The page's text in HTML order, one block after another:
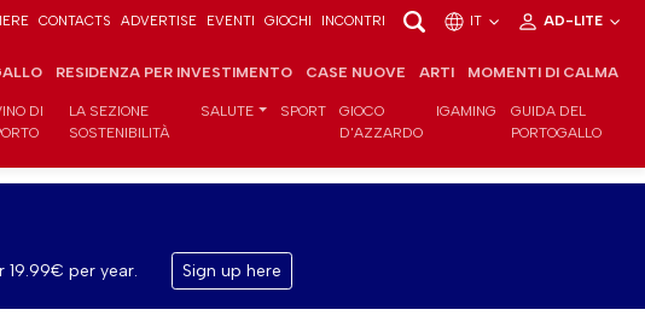
CONTACTS ADVERTISE EVENTI GIOCHI INCONTRI IT AD-LITE
RESIDENZA PER INVESTIMENTO CASE NUOVE ARTI MOMENTI DI CALMA
DI
LA SEZIONE
SOSTENIBILITÀ
SALUTE SPORT
GIOCO
D'AZZARDO
IGAMING
GUIDA DEL
PORTOGALLO
19.99€ per year. Sign up here